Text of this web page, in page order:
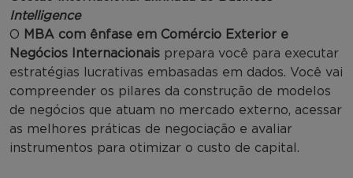
Intelligence
O MBA com ênfase em Comércio Exterior e
Negócios Internacionais prepara você para executar
estratégias lucrativas embasadas em dados. Você vai
compreender os pilares da construção de modelos
de negócios que atuam no mercado externo, acessar
as melhores práticas de negociação e avaliar
instrumentos para otimizar o custo de capital.